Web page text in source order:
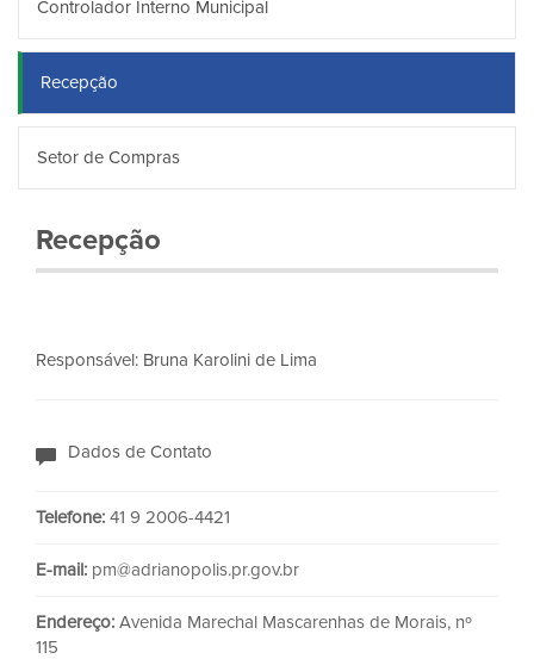
Controlador Interno Municipal
Recepção
Setor de Compras
Recepção
Responsável: Bruna Karolini de Lima
Dados de Contato
Telefone: 41 9 2006-4421
E-mail: pm@adrianopolis.pr.gov.br
Endereço: Avenida Marechal Mascarenhas de Morais, nº
115